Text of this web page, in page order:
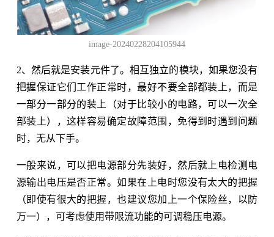
image-20240228204105944
2、然后就是安装元件了。相互独立的模块，如果您没有
把握保证它们工作正常时，最好不要全部都装上，而是
一部分一部分的装上（对于比较小的电路，可以一次全
部装上），这样容易确定故障范围，免得到时遇到问题
时，无从下手。
一般来说，可以把电源部分先装好，然后就上电检测电
源输出电压是否正常。如果在上电时您没有太大的把握
（即使有很大的把握，也建议您加上一个保险丝，以防
万一），可考虑使用带限流功能的可调稳压电源。